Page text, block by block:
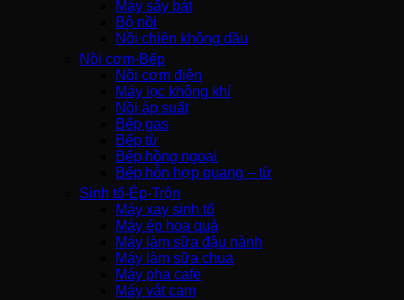
Máy sấy bát
Bộ nồi
Nồi chiên không dầu
Nồi cơm-Bếp
Nồi cơm điện
Máy lọc không khí
Nồi áp suất
Bếp gas
Bếp từ
Bếp hồng ngoại
Bếp hỗn hợp quang – từ
Sinh tố-Ép-Trộn
Máy xay sinh tố
Máy ép hoa quả
Máy làm sữa đậu nành
Máy làm sữa chua
Máy pha cafe
Máy vắt cam